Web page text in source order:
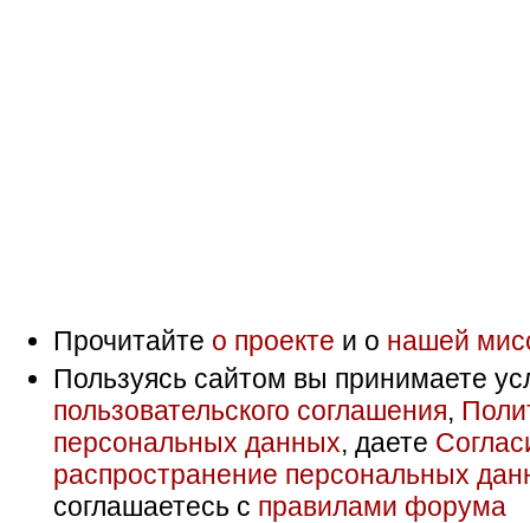
Прочитайте о проекте и о нашей
Пользуясь сайтом вы принимаете
пользовательского соглашения,
персональных данных, даете
распространение персональных
соглашаетесь с правилами форума